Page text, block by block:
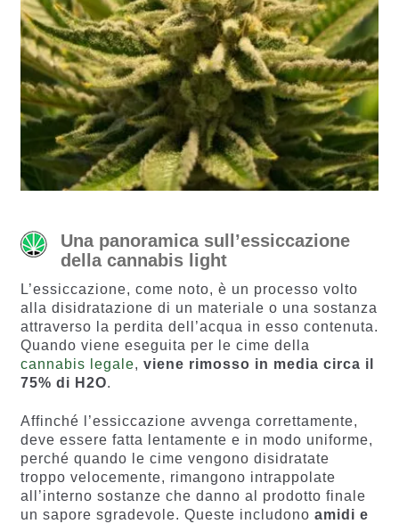
Una panoramica sull’essiccazione
della cannabis light
L’essiccazione, come noto, è un processo volto
alla disidratazione di un materiale o una sostanza
attraverso la perdita dell’acqua in esso contenuta.
Quando viene eseguita per le cime della
cannabis legale, viene rimosso in media circa il
75% di H2O.
Affinché l’essiccazione avvenga correttamente,
deve essere fatta lentamente e in modo uniforme,
perché quando le cime vengono disidratate
troppo velocemente, rimangono intrappolate
all’interno sostanze che danno al prodotto finale
un sapore sgradevole. Queste includono amidi e